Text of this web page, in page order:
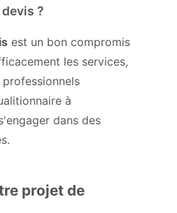
?
est un bon compromis
les services,
à
dans des
projet de